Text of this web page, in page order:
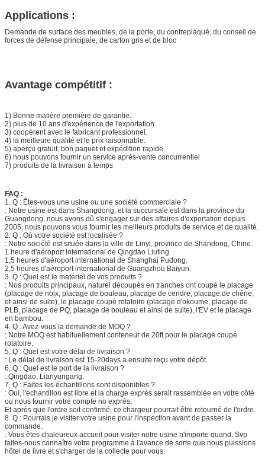
Applications :
Demande de surface des meubles, de la porte, du contreplaqué, du conseil de
forces de défense principale, de carton gris et de bloc
Avantage compétitif :
1) Bonne matière première de garantie.
2) plus de 10 ans d'expérience de l'exportation.
3) coopèrent avec le fabricant professionnel.
4) la meilleure qualité et le prix raisonnable.
5) aperçu gratuit, bon paquet et expédition rapide.
6) nous pouvons fournir un service après-vente concurrentiel
7) produits de la livraison à temps
FAQ :
1. Q : Êtes-vous une usine ou une société commerciale ?
: Notre usine est dans Shangdong, et la succursale est dans la province du
Guangdong. nous avons dû s'engager sur des affaires d'exportation depuis
2005, nous pouvons vous fournir les meilleurs produits de service et de qualité.
2. Q : Où votre société est localisée ?
: Notre société est située dans la ville de Linyi, province de Shandong, Chine.
1 heure d'aéroport international de Qingdao Liuting.
1,5 heures d'aéroport international de Shanghai Pudong.
2,5 heures d'aéroport international de Guangzhou Baiyun.
3. Q : Quel est le matériel de vos produits ?
: Nos produits principaux, naturel découpés en tranches ont coupé le placage
(placage de noix, placage de bouleau, placage de cendre, placage de chêne,
et ainsi de suite), le placage coupé rotatoire (placage d'okoume, placage de
PLB, placage de PQ, placage de bouleau et ainsi de suite), l'EV et le placage
en bambou.
4. Q : Avez-vous la demande de MOQ ?
: Notre MOQ est habituellement conteneur de 20ft pour le placage coupé
rotatoire,
5, Q : Quel est votre délai de livraison ?
: Le délai de livraison est 15-20days a ensuite reçu votre dépôt.
6, Q : Quel est le port de la livraison ?
: Qingdao, Lianyungang.
7, Q : Faites les échantillons sont disponibles ?
: Oui, l'échantillon est libre et la charge exprès serait rassemblée en votre côté
ou nous fournir votre compte no exprès.
Et après que l'ordre soit confirmé, ce chargeur pourrait être retourné de l'ordre.
8. Q : Pourrais je visiter votre usine pour l'inspection avant de passer la
commande.
: Vous êtes chaleureux accueil pour visiter notre usine n'importe quand. Svp
faites-nous connaître votre programme à l'avance de sorte que nous puissions
hôtel de livre et s'charger de la collecte pour vous.